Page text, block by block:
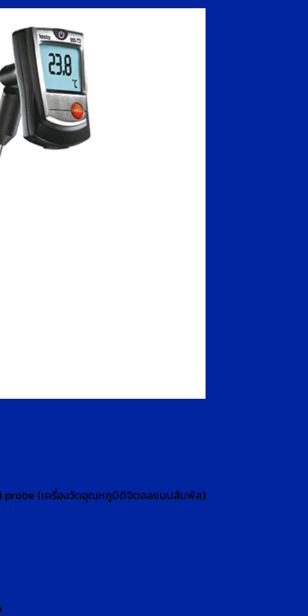
probe (เครื่องวัดอุณหภูมิดิจิตอลแบบสัมพัส)